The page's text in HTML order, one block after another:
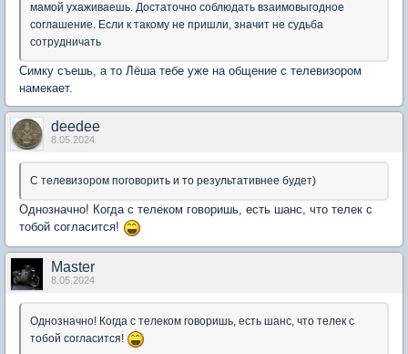
мамой ухаживаешь. Достаточно соблюдать взаимовыгодное
соглашение. Если к такому не пришли, значит не судьба
сотрудничать
Симку съешь, а то Лёша тебе уже на общение с телевизором
намекает.
deedee
8.05.2024
С телевизором поговорить и то результативнее будет)
Однозначно! Когда с телеком говоришь, есть шанс, что телек с
тобой согласится!
Мaster
8.05.2024
Однозначно! Когда с телеком говоришь, есть шанс, что телек с
тобой согласится!